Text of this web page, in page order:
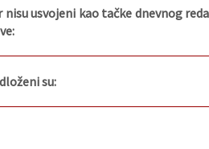
usvojeni kao tačke dnevnog reda
su: